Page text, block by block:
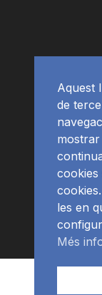
Aquest
de
cookies
les en
Més